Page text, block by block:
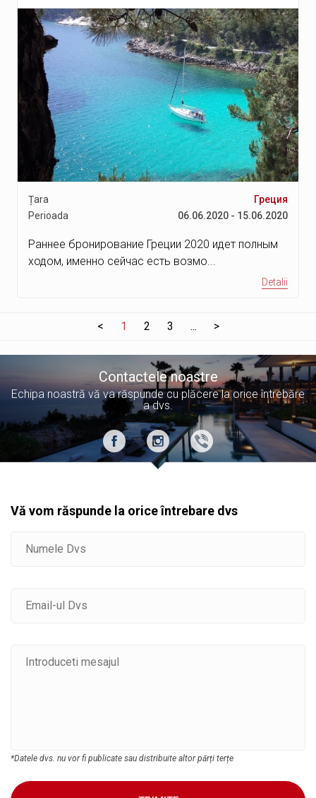
Țara
Греция
Perioada
06.06.2020 - 15.06.2020
Раннее бронирование Греции 2020 идет полным
ходом, именно сейчас есть возмо...
Detalii
< 1 2 3 ... >
Contactele noastre
Echipa noastră vă va răspunde cu plăcere la orice întrebăre
a dvs.
Vă vom răspunde la orice întrebare dvs
*Datele dvs. nu vor fi publicate sau distribuite altor părți terțe